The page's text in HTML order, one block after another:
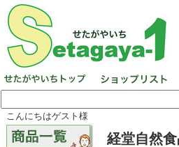
こんにちはゲスト様
経堂自然